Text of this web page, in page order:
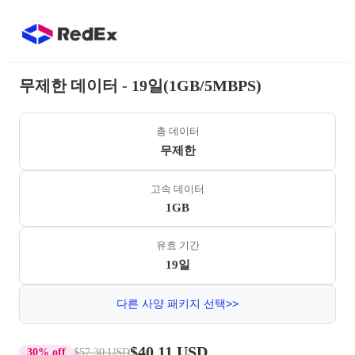
무제한 데이터 - 19일(1GB/5MBPS)
총 데이터
무제한
고속 데이터
1GB
유효 기간
19일
다른 사양 패키지 선택>>
30% off $57.30 USD